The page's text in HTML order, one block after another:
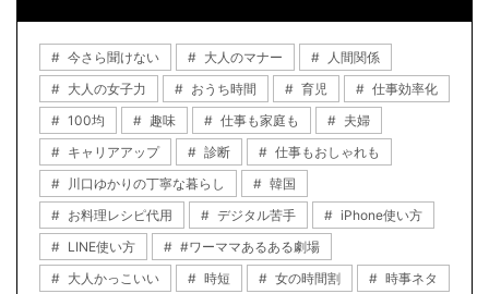
今さら聞けない 大人のマナー
人間関係
大人の女子力
おうち時間 育児
仕事効率化
100均
趣味 仕事も家庭も
夫婦
キャリアアップ
診断
仕事もおしゃれも
川口ゆかりの丁寧な暮らし
韓国
お料理レシピ代用
デジタル苦手
iPhone使い方
LINE使い方
#ワーママあるある劇場
大人かっこいい
時短 女の時間割
時事ネタ